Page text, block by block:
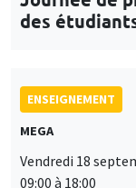
des
ENSEIGNEMENT
MEGA
Vendredi 18
09:00 à 18:00